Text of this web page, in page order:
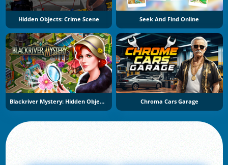
Hidden Objects: Crime Scene Seek And Find Online
Blackriver Mystery: Hidden Objects Chroma Cars Garage